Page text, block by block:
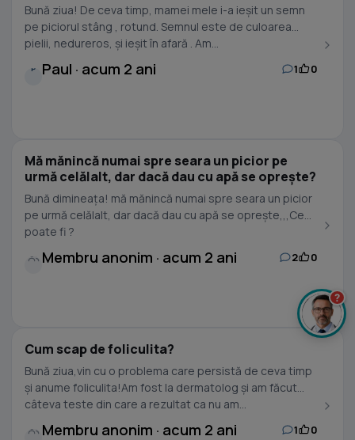
Bună ziua! De ceva timp, mamei mele i-a ieșit un semn
pe piciorul stâng , rotund. Semnul este de culoarea
pielii, nedureros, și ieșit în afară . Am...
P Paul · acum 2 ani 1 0
Mă mănincă numai spre seara un picior pe
urmă celălalt, dar dacă dau cu apă se oprește?
Bună dimineața! mă mănincă numai spre seara un picior
pe urmă celălalt, dar dacă dau cu apă se oprește,,,Ce
poate fi ?
Membru anonim · acum 2 ani 2 0
Cum scap de foliculita?
Bună ziua,vin cu o problema care persistă de ceva timp
și anume foliculita!Am fost la dermatolog și am făcut
câteva teste din care a rezultat ca nu am...
Membru anonim · acum 2 ani 1 0
?